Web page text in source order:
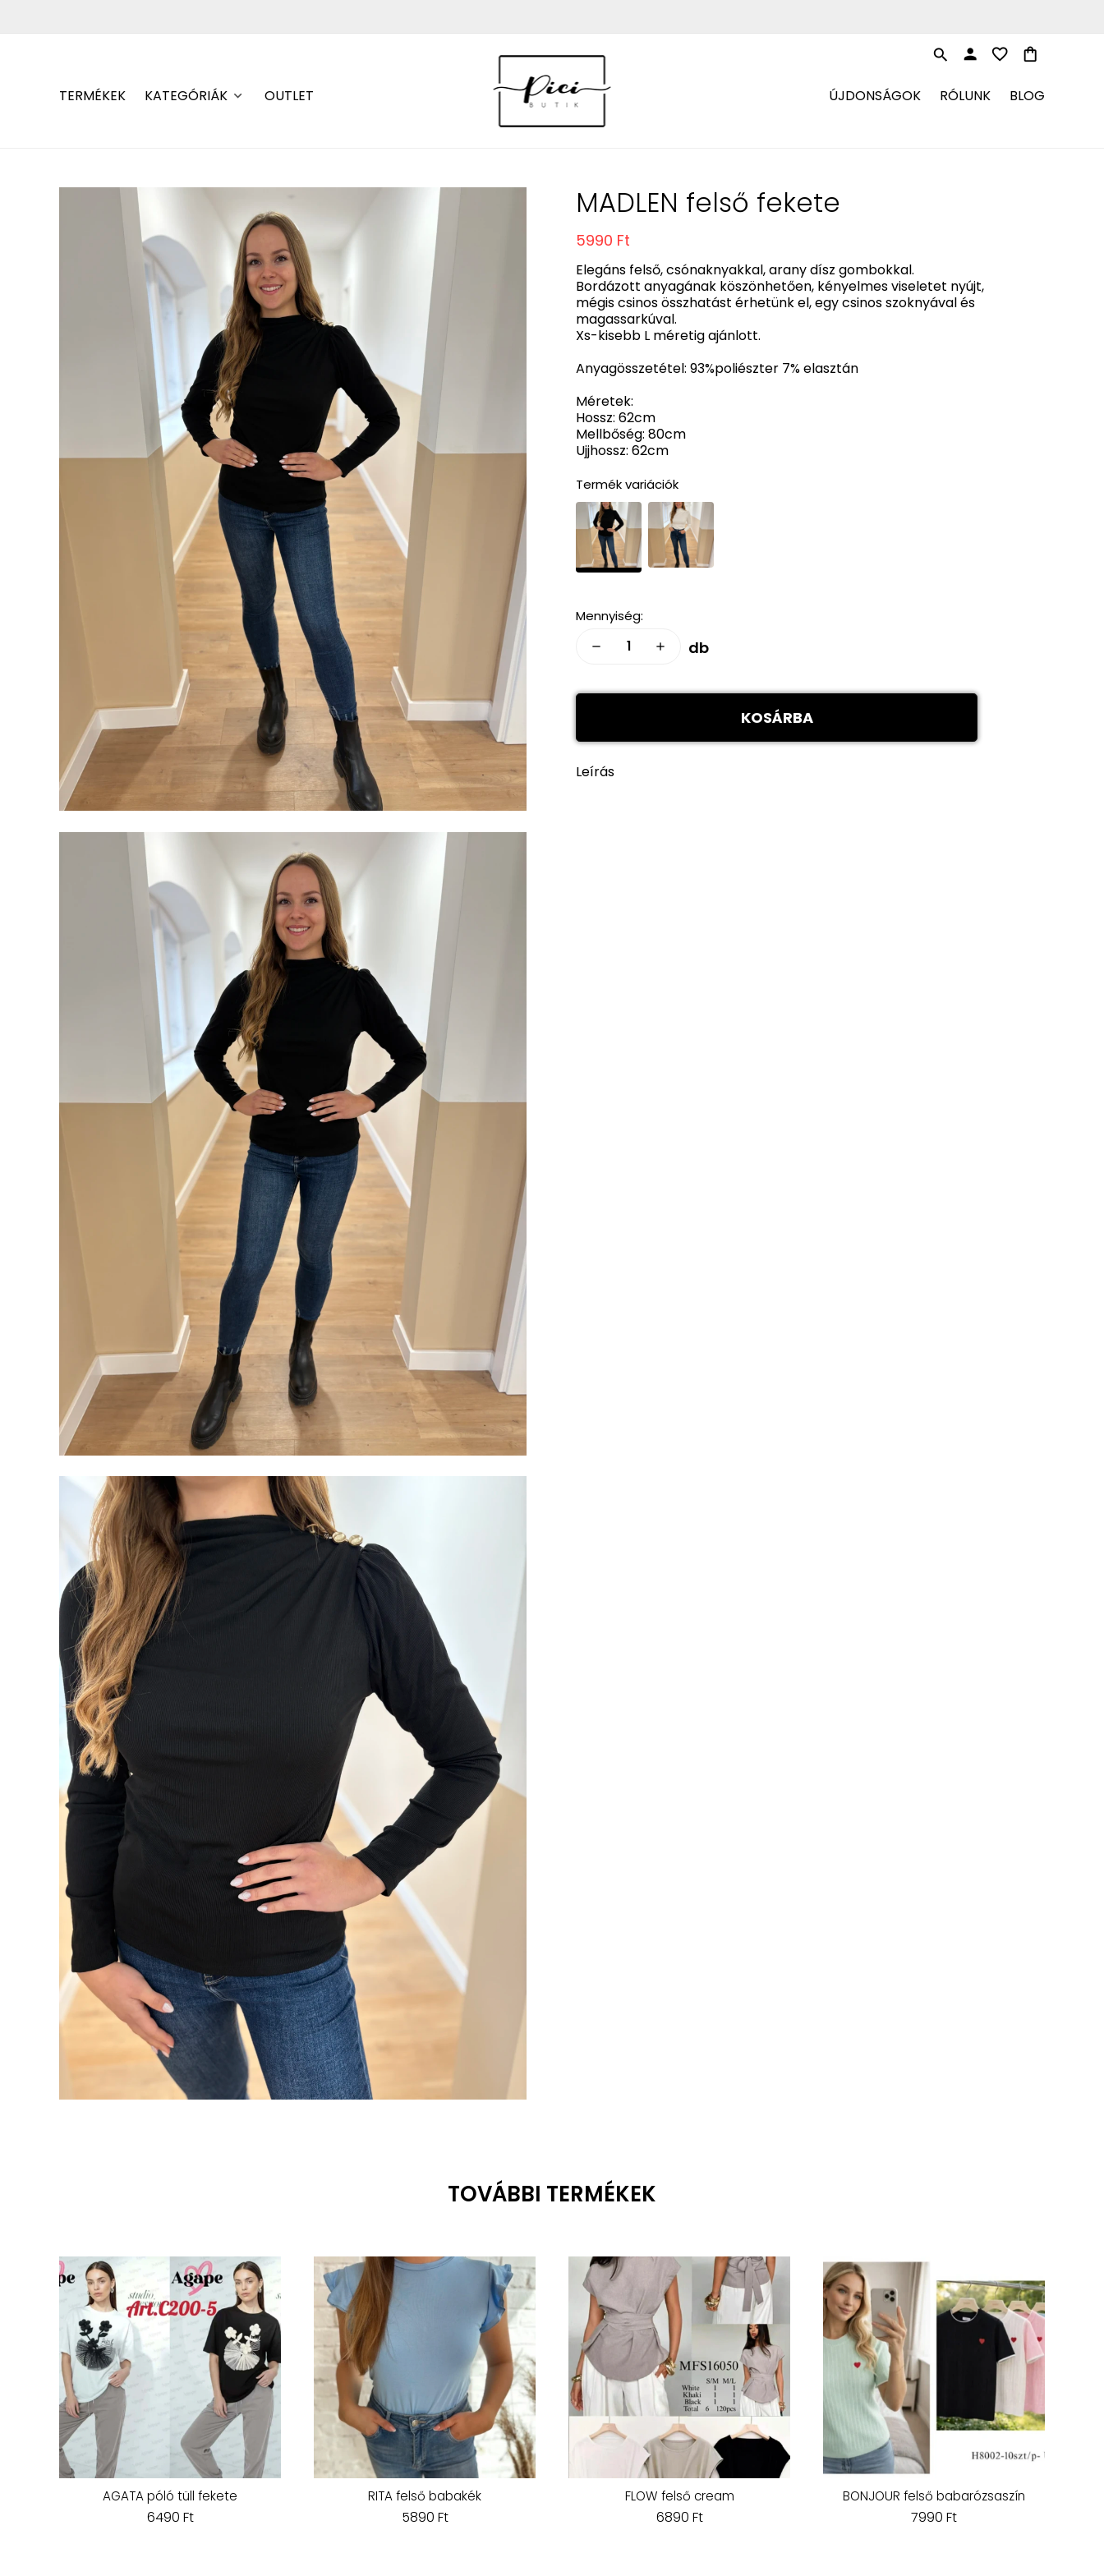
TERMÉKEK KATEGÓRIÁK OUTLET ÚJDONSÁGOK RÓLUNK BLOG
search person favorite_border shopping_bag
MADLEN felső fekete
5990 Ft
Elegáns felső, csónaknyakkal, arany dísz gombokkal.
Bordázott anyagának köszönhetően, kényelmes viseletet nyújt,
mégis csinos összhatást érhetünk el, egy csinos szoknyával és
magassarkúval.
Xs-kisebb L méretig ajánlott.
Anyagösszetétel: 93%poliészter 7% elasztán
Méretek:
Hossz: 62cm
Mellbőség: 80cm
Ujjhossz: 62cm
Termék variációk
Mennyiség:
remove add db
KOSÁRBA
Leírás
TOVÁBBI TERMÉKEK
AGATA póló tüll fekete
6490 Ft
RITA felső babakék
5890 Ft
FLOW felső cream
6890 Ft
BONJOUR felső babarózsaszín
7990 Ft